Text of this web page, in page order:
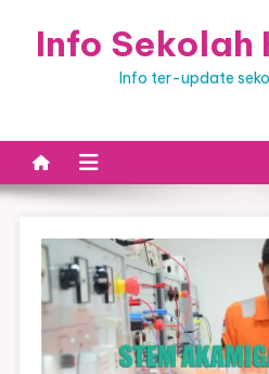
Info Sekolah
Info ter-update